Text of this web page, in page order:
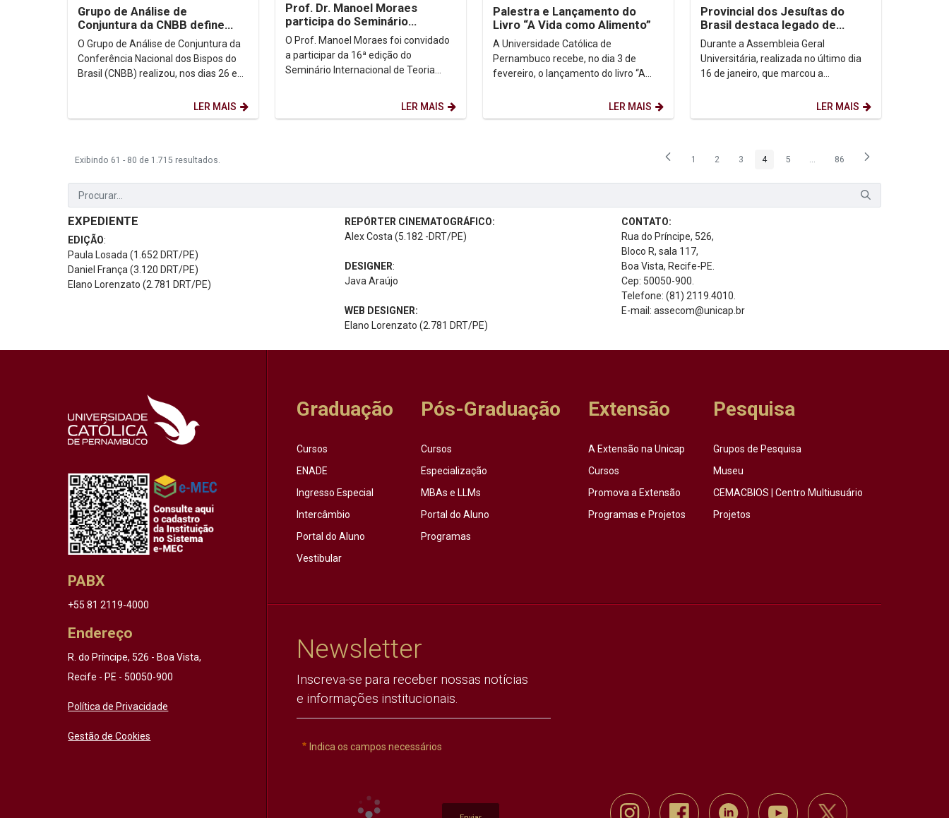
Grupo de Análise de
Conjuntura da CNBB define
prioridades e metodologia
para 2026
O Grupo de Análise de Conjuntura da
Conferência Nacional dos Bispos do
Brasil (CNBB) realizou, nos dias 26 e
LER MAIS
Prof. Dr. Manoel Moraes
participa do Seminário
Internacional de Teoria Crítica
dos Direitos...
O Prof. Manoel Moraes foi convidado
a participar da 16ª edição do
Seminário Internacional de Teoria
LER MAIS
Palestra e Lançamento do
Livro “A Vida como Alimento”
A Universidade Católica de
Pernambuco recebe, no dia 3 de
fevereiro, o lançamento do livro “A
LER MAIS
Provincial dos Jesuítas do
Brasil destaca legado de
Padre Pedro Rubens
Durante a Assembleia Geral
Universitária, realizada no último dia
16 de janeiro, que marcou a
Pedro Rubens para o Padre...LER MAIS
Exibindo 61 - 80 de 1.715 resultados. Página
1 Página
2 Página
3 Página
4 Página
5 ...Páginas intermediárias Usar ABA
Página
86
EXPEDIENTE
EDIÇÃO:
Paula Losada (1.652 DRT/PE)
Daniel França (3.120 DRT/PE)
Elano Lorenzato (2.781 DRT/PE)
REPÓRTER CINEMATOGRÁFICO:
Alex Costa (5.182 -DRT/PE)
DESIGNER:
Java Araújo
WEB DESIGNER:
Elano Lorenzato (2.781 DRT/PE)
CONTATO:
Rua do Príncipe, 526,
Bloco R, sala 117,
Boa Vista, Recife-PE.
Cep: 50050-900.
Telefone: (81) 2119.4010.
E-mail: assecom@unicap.br
PABX
+55 81 2119-4000
Endereço
R. do Príncipe, 526 - Boa Vista,
Recife - PE - 50050-900
Política de Privacidade
Gestão de Cookies
Graduação
Cursos
ENADE
Ingresso Especial
Intercâmbio
Portal do Aluno
Vestibular
Pós-Graduação
Cursos
Especialização
MBAs e LLMs
Portal do Aluno
Programas
Extensão
A Extensão na Unicap
Cursos
Promova a Extensão
Programas e Projetos
Pesquisa
Grupos de Pesquisa
Museu
CEMACBIOS | Centro Multiusuário
Projetos
Newsletter
Inscreva-se para receber nossas notícias
e informações institucionais.
Indica os campos necessários